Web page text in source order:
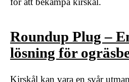
Roundup Plug –
lösning för
Kirskål kan vara en svår